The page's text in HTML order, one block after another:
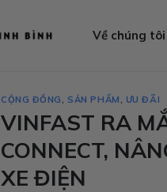
Về chúng tôi
CỘNG ĐỒNG , SẢN PHẨM , ƯU ĐÃI
VINFAST RA
CONNECT,
XE ĐIỆN